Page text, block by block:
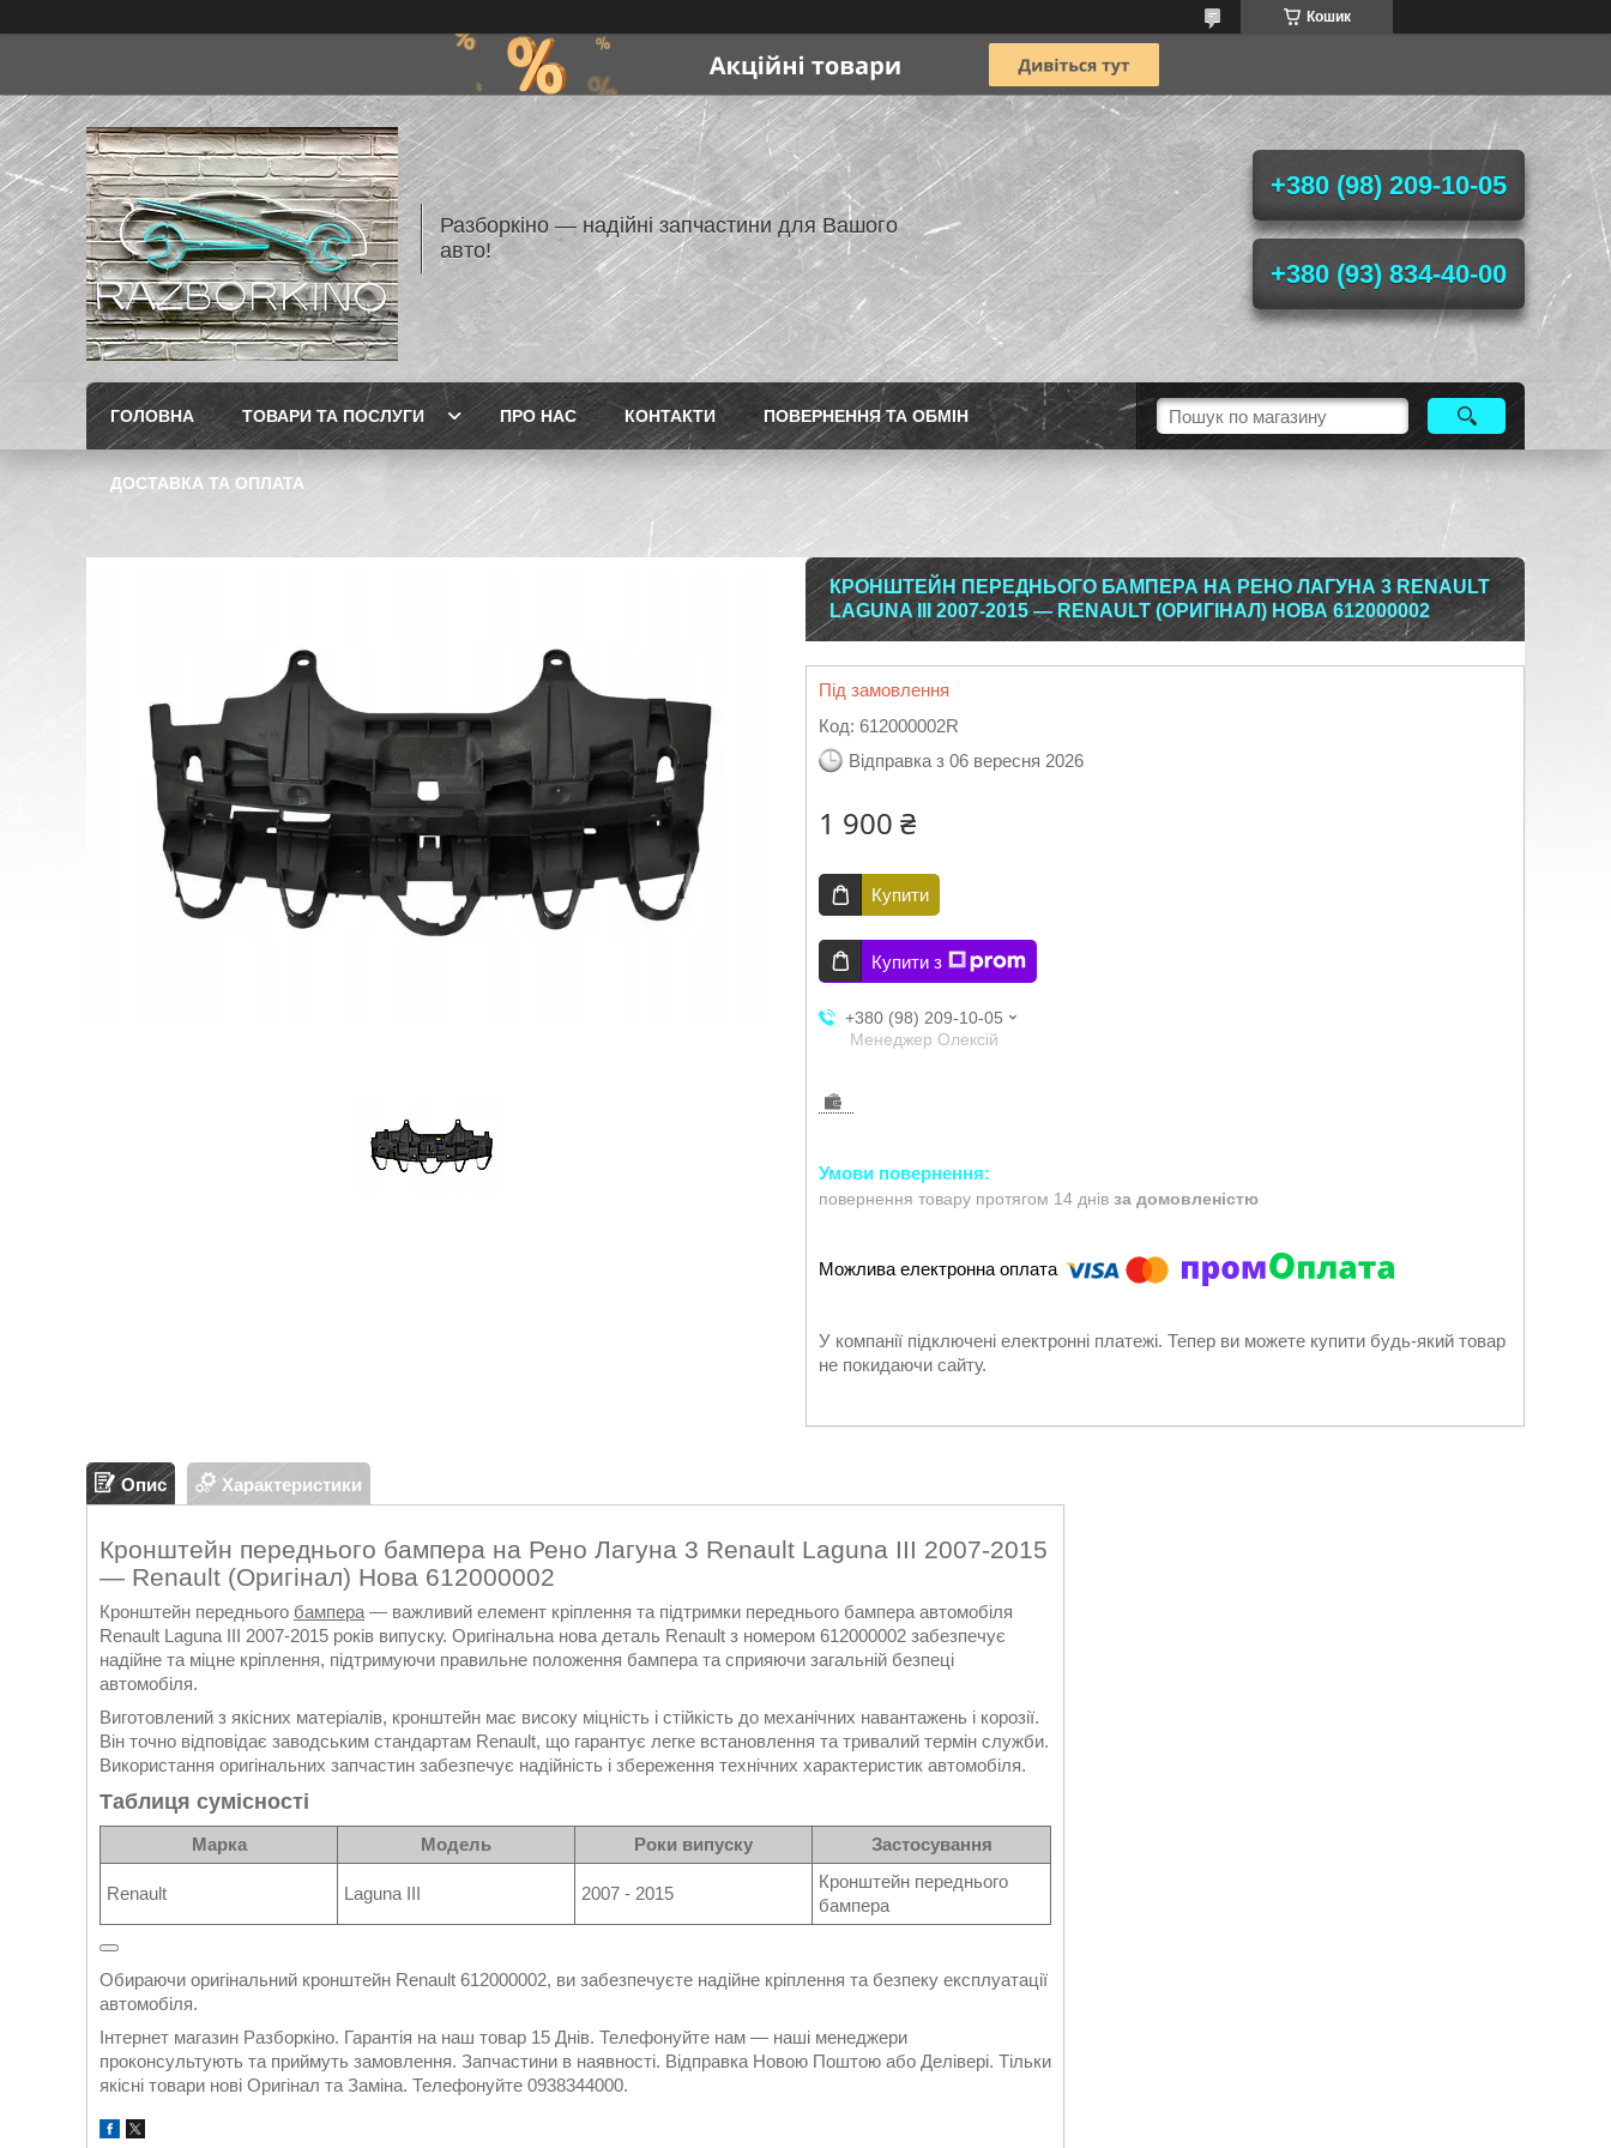
Кошик
Разборкіно — надійні запчастини для Вашого
авто!
+380 (98) 209-10-05
+380 (93) 834-40-00
ГОЛОВНА ТОВАРИ ТА ПОСЛУГИ ПРО НАС КОНТАКТИ ПОВЕРНЕННЯ ТА ОБМІН
ДОСТАВКА ТА ОПЛАТА
КРОНШТЕЙН ПЕРЕДНЬОГО БАМПЕРА НА РЕНО ЛАГУНА 3 RENAULT
LAGUNA III 2007-2015 — RENAULT (ОРИГІНАЛ) НОВА 612000002
Під замовлення
Код: 612000002R
Відправка з 06 вересня 2026
1 900 ₴
Купити
Купити з
+380 (98) 209-10-05
Менеджер Олексій
повернення товару протягом 14 днів за домовленістю
У компанії підключені електронні платежі. Тепер ви можете купити будь-який товар
не покидаючи сайту.
Опис Характеристики
Кронштейн переднього бампера на Рено Лагуна 3 Renault Laguna III 2007-2015
— Renault (Оригінал) Нова 612000002
Кронштейн переднього бампера — важливий елемент кріплення та підтримки переднього бампера автомобіля
Renault Laguna III 2007-2015 років випуску. Оригінальна нова деталь Renault з номером 612000002 забезпечує
надійне та міцне кріплення, підтримуючи правильне положення бампера та сприяючи загальній безпеці
автомобіля.
Виготовлений з якісних матеріалів, кронштейн має високу міцність і стійкість до механічних навантажень і корозії.
Він точно відповідає заводським стандартам Renault, що гарантує легке встановлення та тривалий термін служби.
Використання оригінальних запчастин забезпечує надійність і збереження технічних характеристик автомобіля.
Таблиця сумісності
Марка Модель Роки випуску Застосування
Renault Laguna III 2007 - 2015
Кронштейн переднього
бампера
Обираючи оригінальний кронштейн Renault 612000002, ви забезпечуєте надійне кріплення та безпеку експлуатації
автомобіля.
Інтернет магазин Разборкіно. Гарантія на наш товар 15 Днів. Телефонуйте нам — наші менеджери
проконсультують та приймуть замовлення. Запчастини в наявності. Відправка Новою Поштою або Делівері. Тільки
якісні товари нові Оригінал та Заміна. Телефонуйте 0938344000.